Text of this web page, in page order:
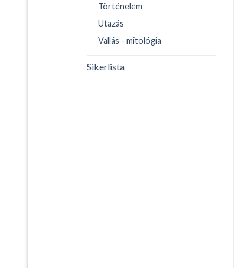
Történelem
Utazás
Vallás - mitológia
Sikerlista